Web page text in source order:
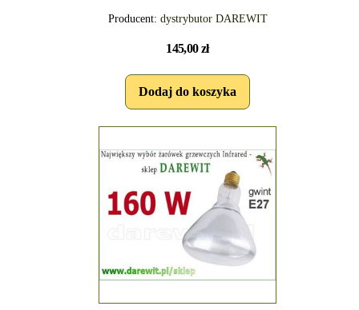
Producent: dystrybutor DAREWIT
145,00 zł